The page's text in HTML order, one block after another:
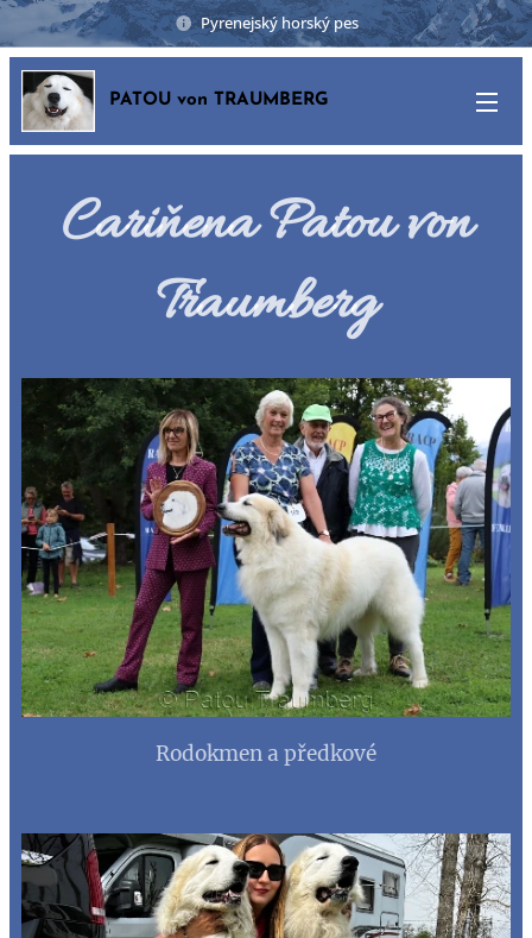
Pyrenejský horský pes
PATOU von TRAUMBERG
Cariňena Patou von
Traumberg
Rodokmen a předkové